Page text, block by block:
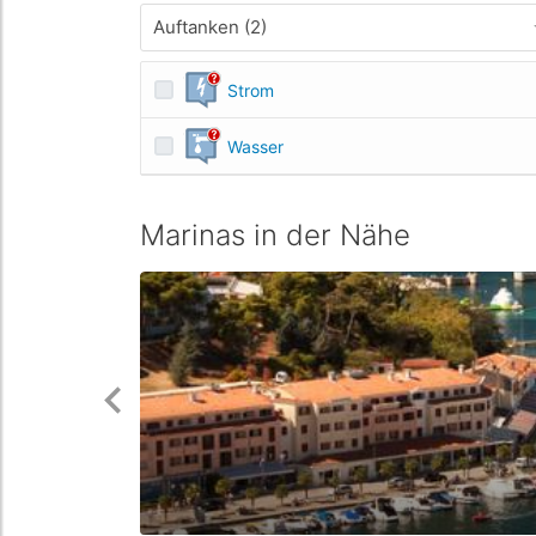
Auftanken (2)
Strom
Wasser
Marinas in der Nähe